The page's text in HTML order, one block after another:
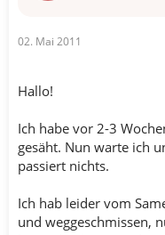
r
02. Mai 2011
Hallo!
Ich habe vor 2-3
gesäht. Nun warte ich
passiert nichts.
Ich hab leider vom
und weggeschmissen,